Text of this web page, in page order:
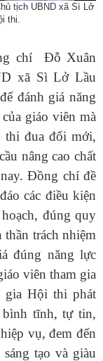
tịch UBND xã Sì Lở
thi.
chí
Đỗ Xuân
xã Sì Lở Lầu
đánh giá năng
giáo viên mà
thi đua đổi mới,
nâng cao chất
Đồng chí đề
các điều kiện
đúng quy
trách nhiệm
đúng năng lực
viên tham gia
gia Hội thi phát
bình tĩnh, tự tin,
vụ, đem đến
tạo và giàu